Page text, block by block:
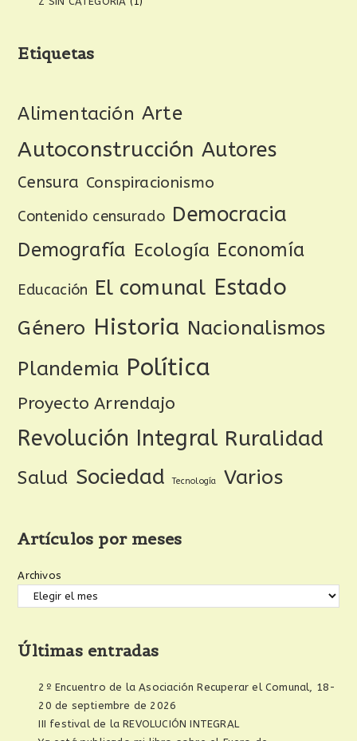
Etiquetas
Alimentación Arte
Autoconstrucción Autores
Censura Conspiracionismo
Contenido censurado Democracia
Demografía Ecología Economía
Educación El comunal Estado
Género Historia Nacionalismos
Plandemia Política
Proyecto Arrendajo
Revolución Integral Ruralidad
Salud Sociedad Tecnología Varios
Artículos por meses
Archivos
Últimas entradas
2º Encuentro de la Asociación Recuperar el Comunal, 18-
20 de septiembre de 2026
III festival de la REVOLUCIÓN INTEGRAL